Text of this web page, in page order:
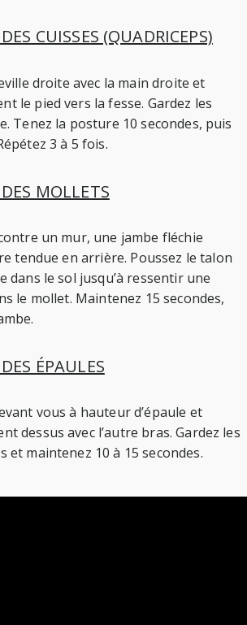
CUISSES (QUADRICEPS)
droite avec la main droite et
le pied vers la fesse. Gardez les
Tenez la posture 10 secondes, puis
3 à 5 fois.
MOLLETS
un mur, une jambe fléchie
tendue en arrière. Poussez le talon
dans le sol jusqu’à ressentir une
le mollet. Maintenez 15 secondes,
ÉPAULES
vous à hauteur d’épaule et
dessus avec l’autre bras. Gardez les
et maintenez 10 à 15 secondes.